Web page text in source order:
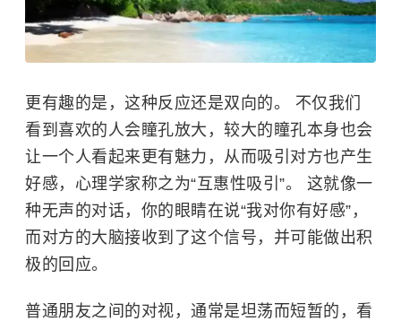
更有趣的是，这种反应还是双向的。 不仅我们
看到喜欢的人会瞳孔放大，较大的瞳孔本身也会
让一个人看起来更有魅力，从而吸引对方也产生
好感，心理学家称之为“互惠性吸引”。 这就像一
种无声的对话，你的眼睛在说“我对你有好感”，
而对方的大脑接收到了这个信号，并可能做出积
极的回应。
普通朋友之间的对视，通常是坦荡而短暂的，看